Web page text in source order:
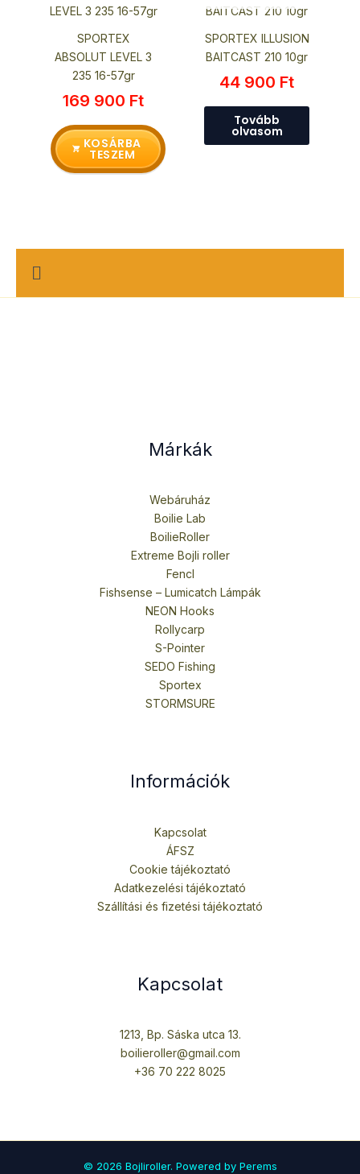
M
e
n
SPORTEX
ABSOLUT LEVEL 3
235 16-57gr
169 900 Ft
KOSÁRBA
TESZEM
SPORTEX ILLUSION
BAITCAST 210 10gr
44 900 Ft
Tovább
olvasom
Márkák
Webáruház
Boilie Lab
BoilieRoller
Extreme Bojli roller
Fencl
Fishsense – Lumicatch Lámpák
NEON Hooks
Rollycarp
S-Pointer
SEDO Fishing
Sportex
STORMSURE
Információk
Kapcsolat
ÁFSZ
Cookie tájékoztató
Adatkezelési tájékoztató
Szállítási és fizetési tájékoztató
Kapcsolat
1213, Bp. Sáska utca 13.
boilieroller@gmail.com
+36 70 222 8025
© 2026 Bojliroller. Powered by Perems